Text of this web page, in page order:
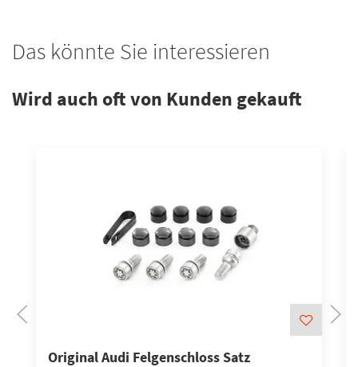
Das könnte Sie interessieren
Wird auch oft von Kunden gekauft
Original Audi Felgenschloss Satz